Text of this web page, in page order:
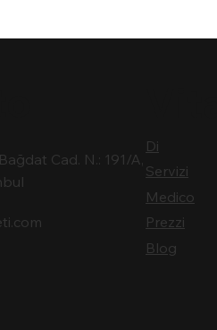
Cad. N.: 191/A,
Di
Servizi
Medico
Prezzi
Blog